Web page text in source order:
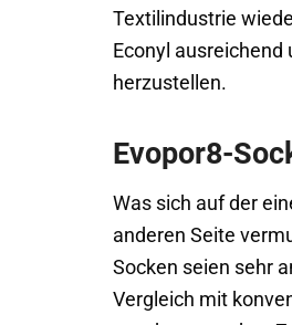
Textilindustrie
Econyl
herzustellen.
Evopor8-
Was sich auf der
anderen Seite
Socken seien sehr
Vergleich mit